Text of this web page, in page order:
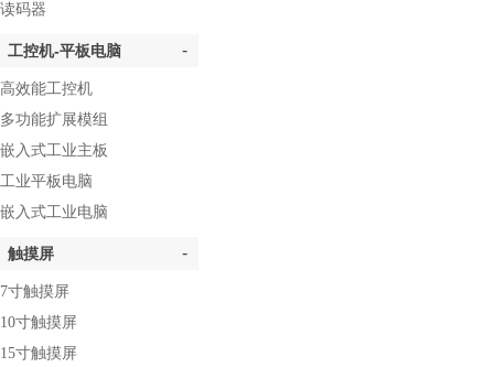
读码器
工控机-平板电脑 -
高效能工控机
多功能扩展模组
嵌入式工业主板
工业平板电脑
嵌入式工业电脑
触摸屏 -
7寸触摸屏
10寸触摸屏
15寸触摸屏